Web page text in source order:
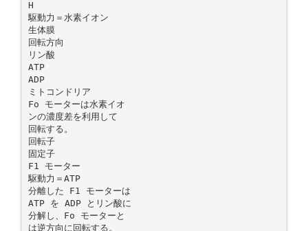
H
駆動力＝水素イオン
生体膜
回転方向
リン酸
ATP
ADP
ミトコンドリア
Fo モーターは水素イオ
ンの濃度差を利用して
回転する。
回転子
固定子
F1 モーター
駆動力＝ATP
分離した F1 モーターは
ATP を ADP とリン酸に
分解し、Fo モーターと
は逆方向に回転する。